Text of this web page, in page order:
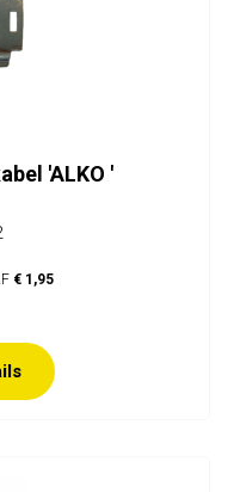
'ALKO '
€ 1,95